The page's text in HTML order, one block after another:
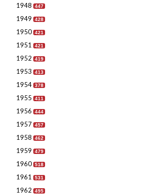
1948 447
1949 428
1950 421
1951 421
1952 419
1953 413
1954 378
1955 411
1956 444
1957 457
1958 462
1959 479
1960 518
1961 531
1962 495